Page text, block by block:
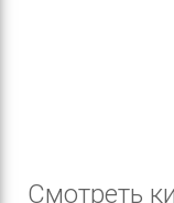
Смотреть